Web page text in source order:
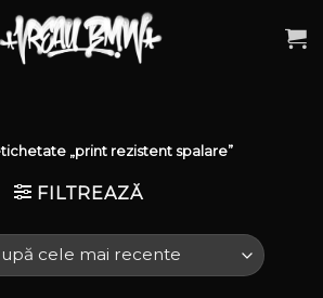
„print rezistent spalare”
FILTREAZĂ